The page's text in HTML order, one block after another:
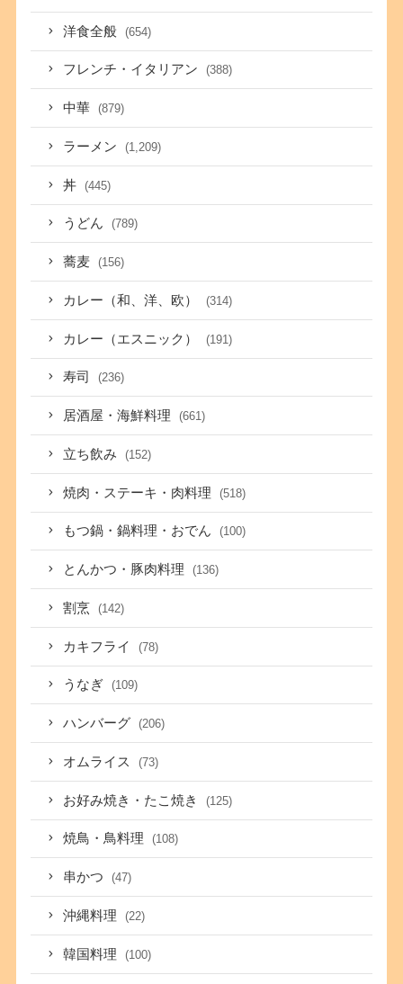
洋食全般 (654)
フレンチ・イタリアン (388)
中華 (879)
ラーメン (1,209)
丼 (445)
うどん (789)
蕎麦 (156)
カレー（和、洋、欧） (314)
カレー（エスニック） (191)
寿司 (236)
居酒屋・海鮮料理 (661)
立ち飲み (152)
焼肉・ステーキ・肉料理 (518)
もつ鍋・鍋料理・おでん (100)
とんかつ・豚肉料理 (136)
割烹 (142)
カキフライ (78)
うなぎ (109)
ハンバーグ (206)
オムライス (73)
お好み焼き・たこ焼き (125)
焼鳥・鳥料理 (108)
串かつ (47)
沖縄料理 (22)
韓国料理 (100)